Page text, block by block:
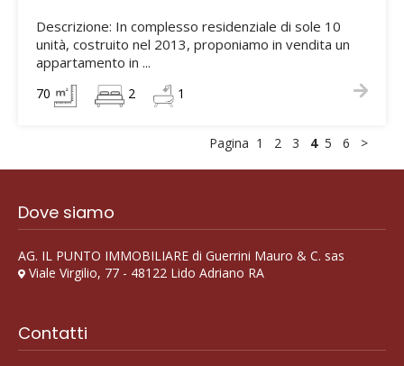
Descrizione: In complesso residenziale di sole 10
unità, costruito nel 2013, proponiamo in vendita un
appartamento in ...
70 2 1
Pagina 1 2 3 4 5 6 >
Dove siamo
AG. IL PUNTO IMMOBILIARE di Guerrini Mauro & C. sas
Viale Virgilio, 77 - 48122 Lido Adriano RA
Contatti